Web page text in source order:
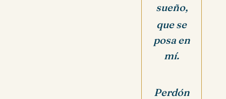
sueño,
que se
posa en
mí.
Perdón